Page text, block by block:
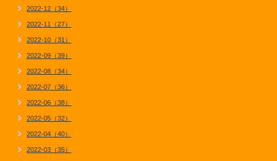
2022-12（34）
2022-11（27）
2022-10（31）
2022-09（39）
2022-08（34）
2022-07（36）
2022-06（38）
2022-05（32）
2022-04（40）
2022-03（35）